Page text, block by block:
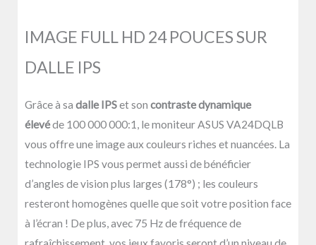
IMAGE FULL HD 24 POUCES SUR
DALLE IPS
Grâce à sa dalle IPSet son contraste dynamique
élevéde 100 000 000:1, le moniteur ASUS VA24DQLB
vous offre une image aux couleurs riches et nuancées. La
technologie IPS vous permet aussi de bénéficier
d’angles de vision plus larges (178°) ; les couleurs
resteront homogènes quelle que soit votre position face
à l’écran ! De plus, avec 75 Hz de fréquence de